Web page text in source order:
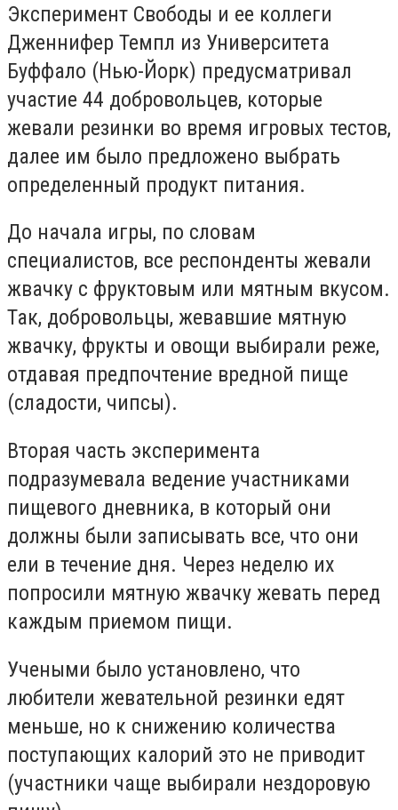
Эксперимент Свободы и ее коллеги
Дженнифер Темпл из Университета
Буффало (Нью-Йорк) предусматривал
участие 44 добровольцев, которые
жевали резинки во время игровых тестов,
далее им было предложено выбрать
определенный продукт питания.
До начала игры, по словам
специалистов, все респонденты жевали
жвачку с фруктовым или мятным вкусом.
Так, добровольцы, жевавшие мятную
жвачку, фрукты и овощи выбирали реже,
отдавая предпочтение вредной пище
(сладости, чипсы).
Вторая часть эксперимента
подразумевала ведение участниками
пищевого дневника, в который они
должны были записывать все, что они
ели в течение дня. Через неделю их
попросили мятную жвачку жевать перед
каждым приемом пищи.
Учеными было установлено, что
любители жевательной резинки едят
меньше, но к снижению количества
поступающих калорий это не приводит
(участники чаще выбирали нездоровую